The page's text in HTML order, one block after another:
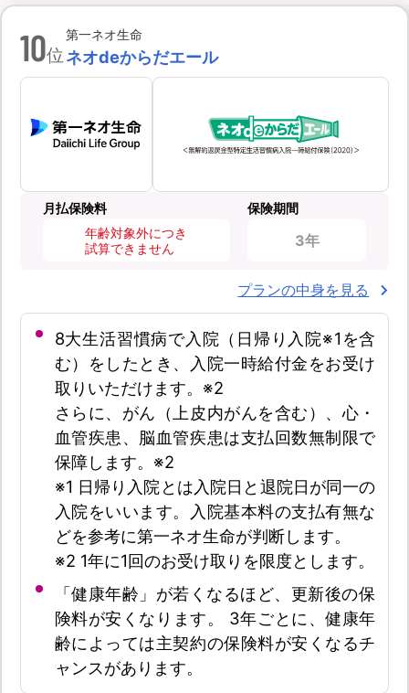
10位
第一ネオ生命
ネオdeからだエール
月払保険料
年齢対象外につき
試算できません
保険期間
3年
プランの中身を見る
8大生活習慣病で入院（日帰り入院※1を含
む）をしたとき、入院一時給付金をお受け
取りいただけます。※2
さらに、がん（上皮内がんを含む）、心・
血管疾患、脳血管疾患は支払回数無制限で
保障します。※2
※1 日帰り入院とは入院日と退院日が同一の
入院をいいます。入院基本料の支払有無な
どを参考に第一ネオ生命が判断します。
※2 1年に1回のお受け取りを限度とします。
「健康年齢」が若くなるほど、更新後の保
険料が安くなります。 3年ごとに、健康年
齢によっては主契約の保険料が安くなるチ
ャンスがあります。